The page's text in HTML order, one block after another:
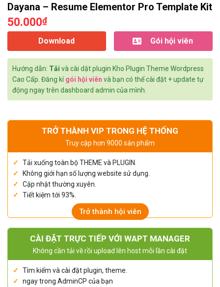
Dayana – Resume Elementor Pro Template Kit
50.000₫
Download Gói hội viên
Hướng dẫn: Tải và cài dặt plugin Kho Plugin Theme Wordpress
Cao Cấp. Đăng kígói hội viên và bạn có thể cài đặt + update tự
động ngay trên dashboard admin của mình.
TRỞ THÀNH VIP TRONG HỆ THỐNG
Truy cập hơn 9000 sản phẩm
Tải xuống toàn bộ THEME và PLUGIN.
Không giới hạn số lượng website sử dụng.
Cập nhật thường xuyên.
Tiết kiệm tới 93%.
Trở thành hội viên
CÀI ĐẶT TRỰC TIẾP VỚI WAPT MANAGER
Không cần tải về rồi upload lên host mỗi lần cài đặt
Tìm kiếm và cài đặt plugin, theme.
ngay trong AdminCP của bạn